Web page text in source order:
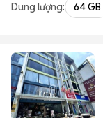
Dung lượng: 64 GB